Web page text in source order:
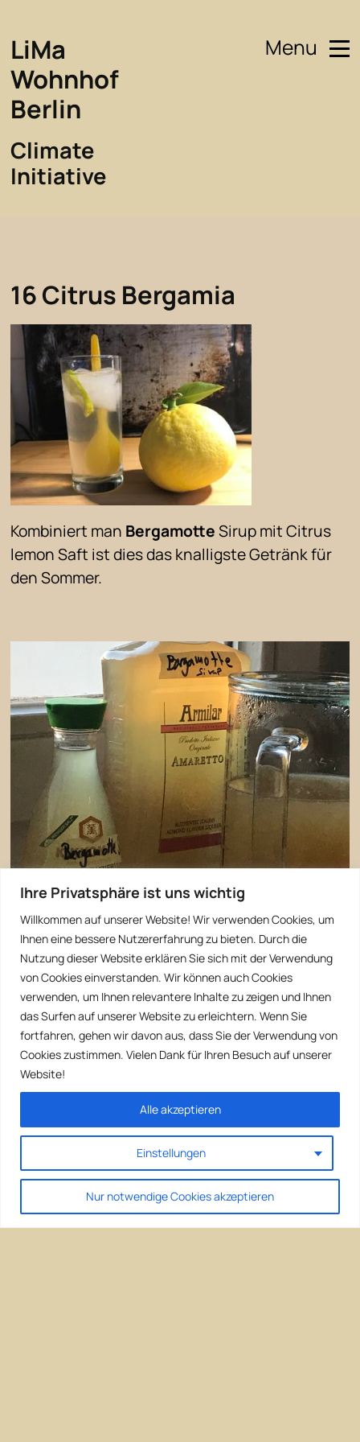
Ihre Privatsphäre ist uns wichtig
Willkommen auf unserer Website! Wir verwenden Cookies, um
Ihnen eine bessere Nutzererfahrung zu bieten. Durch die
Nutzung dieser Website erklären Sie sich mit der Verwendung
von Cookies einverstanden. Wir können auch Cookies
verwenden, um Ihnen relevantere Inhalte zu zeigen und Ihnen
das Surfen auf unserer Website zu erleichtern. Wenn Sie
fortfahren, gehen wir davon aus, dass Sie der Verwendung von
Cookies zustimmen. Vielen Dank für Ihren Besuch auf unserer
Website!
Einstellungen
Nur notwendige Cookies akzeptieren
Alle akzeptieren
LiMa
Wohnhof
Berlin
Climate
Initiative
Menu
16 Citrus Bergamia
Kombiniert man BergamotteSirup mit Citrus
lemon Saft ist dies das knalligste Getränk für
den Sommer.